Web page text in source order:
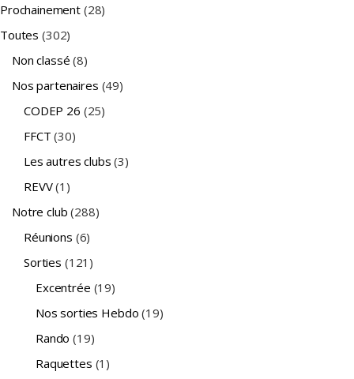
Prochainement (28)
Toutes (302)
Non classé (8)
Nos partenaires (49)
CODEP 26 (25)
FFCT (30)
Les autres clubs (3)
REVV(1)
Notre club (288)
Réunions (6)
Sorties (121)
Excentrée (19)
Nos sorties Hebdo (19)
Rando (19)
Raquettes (1)